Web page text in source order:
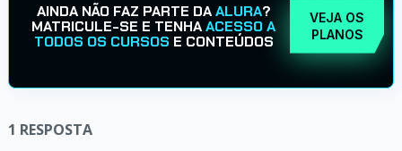
AINDA NÃO FAZ PARTE DAALURA?
MATRICULE-SE E TENHAACESSO A
TODOS OS CURSOS E CONTEÚDOS
VEJA OS
PLANOS
1 RESPOSTA